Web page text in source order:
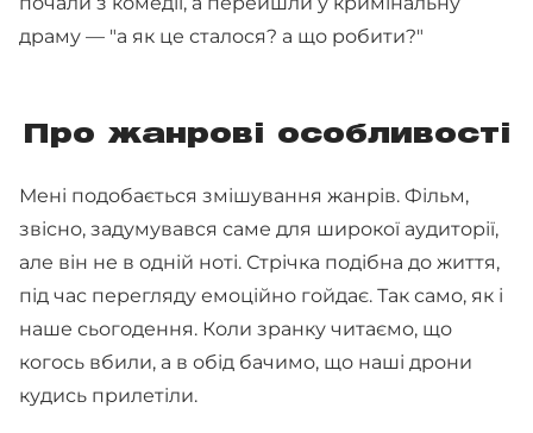
драму — "а як це сталося? а що робити?"
Про жанрові особливості
Мені подобається змішування жанрів. Фільм,
звісно, задумувався саме для широкої аудиторії,
але він не в одній ноті. Стрічка подібна до життя,
під час перегляду емоційно гойдає. Так само, як і
наше сьогодення. Коли зранку читаємо, що
когось вбили, а в обід бачимо, що наші дрони
кудись прилетіли.